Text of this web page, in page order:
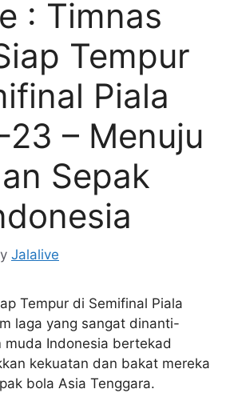
: Timnas
Tempur
Piala
23 – Menuju
Sepak
Jalalive
Tempur di Semifinal Piala
laga yang sangat dinanti-
muda Indonesia bertekad
kekuatan dan bakat mereka
bola Asia Tenggara.